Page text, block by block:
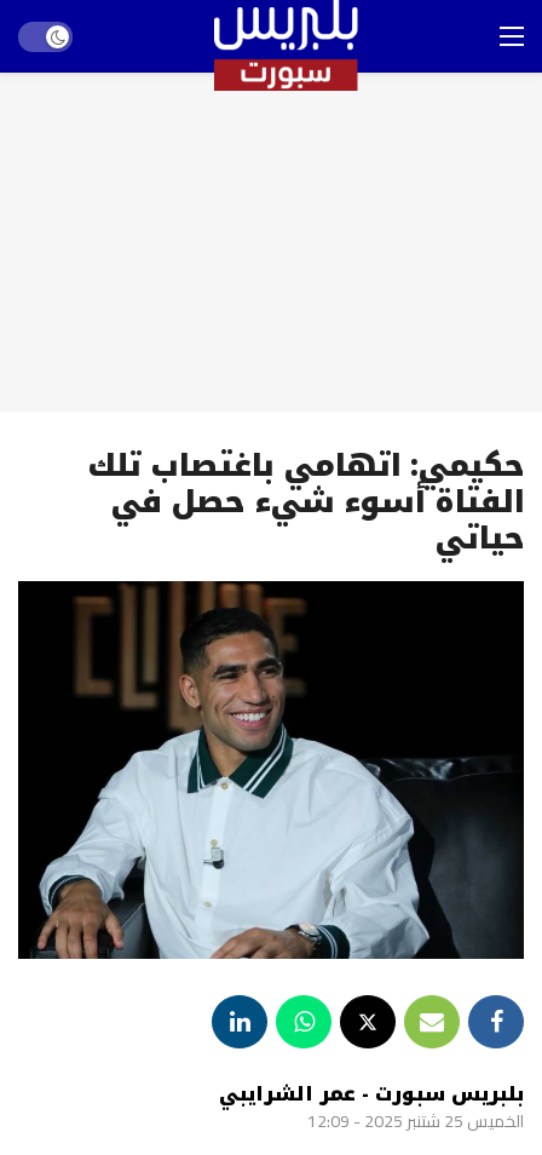
mode
حكيمي: اتهامي باغتصاب تلك
الفتاة أسوء شيء حصل في
حياتي
بلبريس سبورت - عمر الشرايبي
الخميس 25 شتنبر 2025 - 12:09